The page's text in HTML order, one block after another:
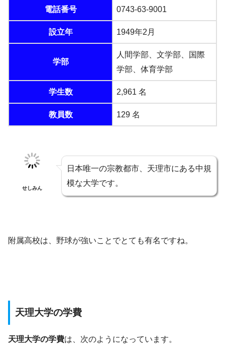
電話番号 0743-63-9001
設立年 1949年2月
学部
人間学部、文学部、国際
学部、体育学部
学生数 2,961 名
教員数 129 名
せしみん
日本唯一の宗教都市、天理市にある中規
模な大学です。
附属高校は、野球が強いことでとても有名ですね。
天理大学の学費
天理大学の学費は、次のようになっています。